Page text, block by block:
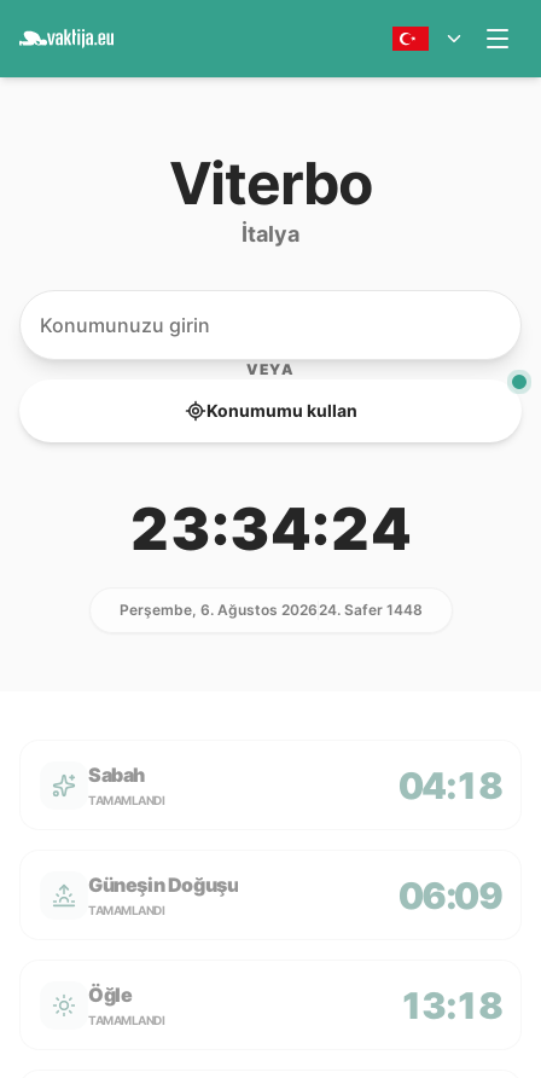
Viterbo
İtalya
VEYA
Konumumu kullan
23:34:24
Perşembe, 6. Ağustos 202624. Safer 1448
Sabah
TAMAMLANDI 04:18
Güneşin Doğuşu
TAMAMLANDI 06:09
Öğle
TAMAMLANDI 13:18